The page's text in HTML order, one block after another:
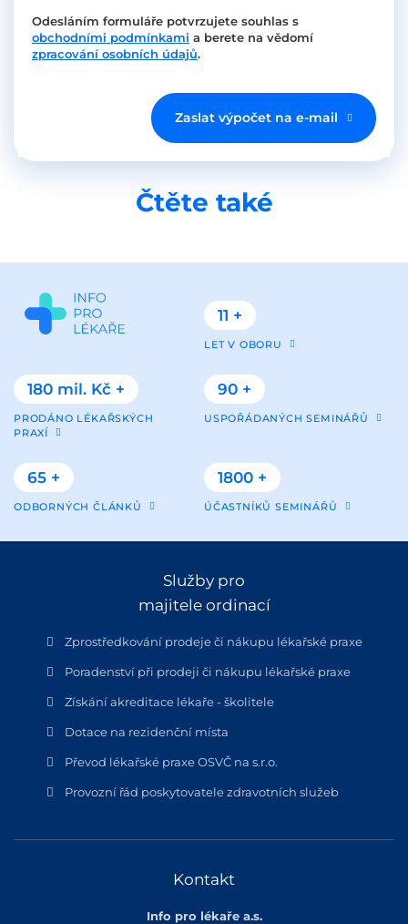
Odesláním formuláře potvrzujete souhlas s
obchodními podmínkami a berete na vědomí
zpracování osobních údajů.
Zaslat výpočet na e-mail
Čtěte také
11 +
LET V OBORU
180 mil. Kč +
PRODÁNO LÉKAŘSKÝCH
PRAXÍ
90 +
USPOŘÁDANÝCH SEMINÁŘŮ
65 +
ODBORNÝCH ČLÁNKŮ
1800 +
ÚČASTNÍKŮ SEMINÁŘŮ
Služby pro
majitele ordinací
Zprostředkování prodeje či nákupu lékařské praxe
Poradenství při prodeji či nákupu lékařské praxe
Získání akreditace lékaře - školitele
Dotace na rezidenční místa
Převod lékařské praxe OSVČ na s.r.o.
Provozní řád poskytovatele zdravotních služeb
Kontakt
Info pro lékaře a.s.